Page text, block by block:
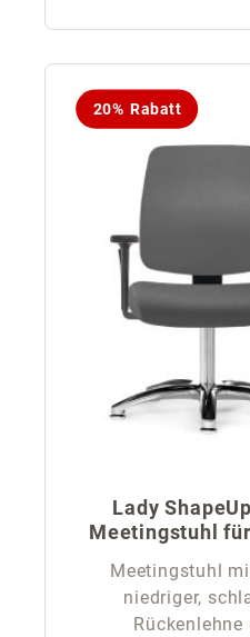
20% Rabatt
Lady
Meetingstuhl
Meetingstuhl
niedriger,
Rückenlehne